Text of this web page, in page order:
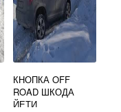
КНОПКА OFF
ROAD ШКОДА
ЙЕТИ